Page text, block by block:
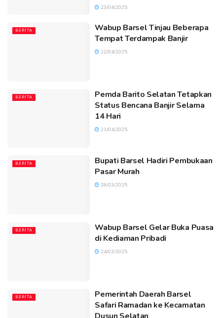
23/04/2025
BERITA
Wabup Barsel Tinjau Beberapa
Tempat Terdampak Banjir
22/04/2025
BERITA
Pemda Barito Selatan Tetapkan
Status Bencana Banjir Selama
14 Hari
21/04/2025
BERITA
Bupati Barsel Hadiri Pembukaan
Pasar Murah
28/03/2025
BERITA
Wabup Barsel Gelar Buka Puasa
di Kediaman Pribadi
24/03/2025
BERITA
Pemerintah Daerah Barsel
Safari Ramadan ke Kecamatan
Dusun Selatan